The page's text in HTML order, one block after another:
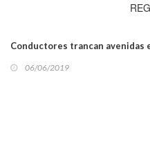
Conductores trancan avenidas
06/06/2019